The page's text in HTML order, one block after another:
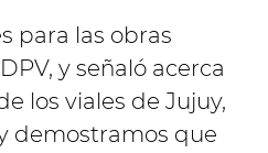
para las obras
y señaló acerca
los viales de Jujuy,
demostramos que